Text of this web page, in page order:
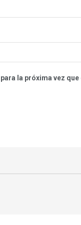
la próxima vez que